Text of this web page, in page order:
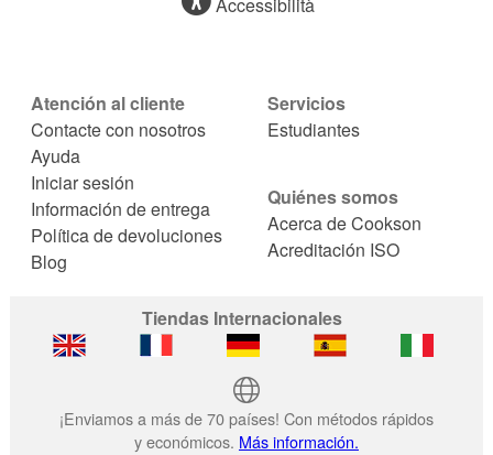
Atención al cliente
Contacte con nosotros
Ayuda
Iniciar sesión
Información de entrega
Política de devoluciones
Blog
Servicios
Estudiantes
Quiénes somos
Acerca de Cookson
Acreditación ISO
Tiendas Internacionales
¡Enviamos a más de 70 países! Con métodos rápidos
y económicos. Más información.